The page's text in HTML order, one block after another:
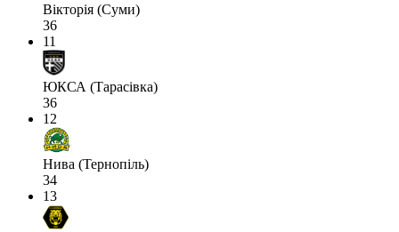
Вікторія (Суми)
36
11
ЮКСА (Тарасівка)
36
12
Нива (Тернопіль)
34
13